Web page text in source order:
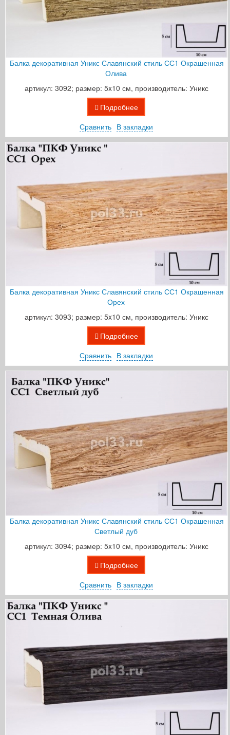
Балка декоративная Уникс Славянский стиль СС1 Окрашенная
Олива
артикул: 3092; размер: 5x10 см, производитель: Уникс
Подробнее
Сравнить В закладки
Балка декоративная Уникс Славянский стиль СС1 Окрашенная
Орех
артикул: 3093; размер: 5x10 см, производитель: Уникс
Подробнее
Сравнить В закладки
Балка декоративная Уникс Славянский стиль СС1 Окрашенная
Светлый дуб
артикул: 3094; размер: 5x10 см, производитель: Уникс
Подробнее
Сравнить В закладки